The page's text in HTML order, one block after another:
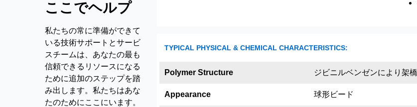
ここでヘルプ
私たちの常に準備ができて
いる技術サポートとサービ
スチームは、あなたの最も
信頼できるリソースになる
ために追加のステップを踏
み出します。私たちはあな
たのためにここにいます。
TYPICAL PHYSICAL & CHEMICAL CHARACTERISTICS:
Polymer Structure ジビニルベンゼンにより架
Appearance 球形ビード